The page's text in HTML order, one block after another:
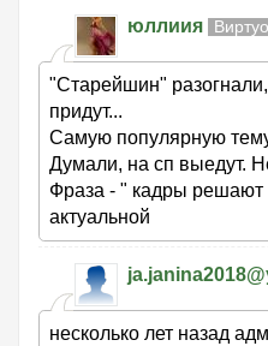
юллиия
"Старейшин"
придут...
Самую популярную
Думали, на сп выедут.
Фраза - " кадры решают
актуальной
несколько лет назад